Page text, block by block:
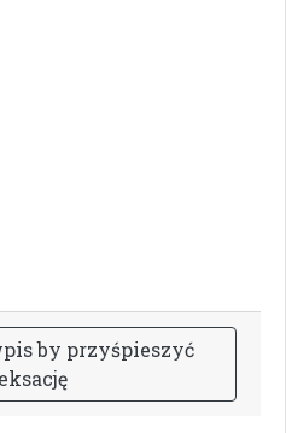
pisby przyśpieszyć
ksację